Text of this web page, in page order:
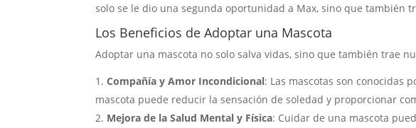
solo se le dio una segunda oportunidad a Max, sino que también
Los Beneficios de Adoptar una Mascota
Adoptar una mascota no solo salva vidas, sino que también trae
Compañía y Amor Incondicional: Las mascotas son conocidas
mascota puede reducir la sensación de soledad y proporcionar
Mejora de la Salud Mental y Física: Cuidar de una mascota